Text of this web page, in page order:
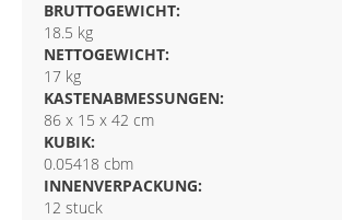
BRUTTOGEWICHT:
18.5 kg
NETTOGEWICHT:
17 kg
KASTENABMESSUNGEN:
86 x 15 x 42 cm
KUBIK:
0.05418 cbm
INNENVERPACKUNG:
12 stuck